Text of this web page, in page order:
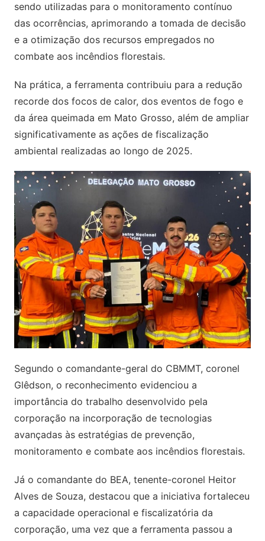
sendo utilizadas para o monitoramento contínuo
das ocorrências, aprimorando a tomada de decisão
e a otimização dos recursos empregados no
combate aos incêndios florestais.
Na prática, a ferramenta contribuiu para a redução
recorde dos focos de calor, dos eventos de fogo e
da área queimada em Mato Grosso, além de ampliar
significativamente as ações de fiscalização
ambiental realizadas ao longo de 2025.
Segundo o comandante-geral do CBMMT, coronel
Glêdson, o reconhecimento evidenciou a
importância do trabalho desenvolvido pela
corporação na incorporação de tecnologias
avançadas às estratégias de prevenção,
monitoramento e combate aos incêndios florestais.
Já o comandante do BEA, tenente-coronel Heitor
Alves de Souza, destacou que a iniciativa fortaleceu
a capacidade operacional e fiscalizatória da
corporação, uma vez que a ferramenta passou a